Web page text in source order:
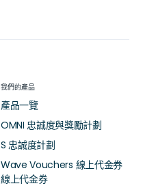
我們的產品
產品一覽
OMNI 忠誠度與獎勵計劃
S 忠誠度計劃
Wave Vouchers 線上代金券
線上代金券